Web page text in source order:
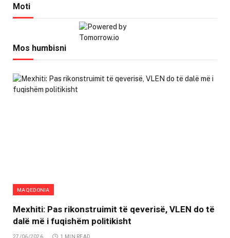
Moti
Mos humbisni
MAQEDONIA
Mexhiti: Pas rikonstruimit të qeverisë, VLEN do të
dalë më i fuqishëm politikisht
27/06/2026 1 MIN READ